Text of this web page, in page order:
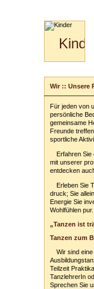
Kinder
Kids
&
Kiga-
Kids
3-
6
Wir :: Unsere
Für jeden von
persönliche
gemeinsame
Freunde
sportliche
Erfahren Sie
mit unserer
entdecken
Erleben Sie
druck; Sie
Energie Sie
Wohlfühlen
„Tanzen ist
Tanzen zum
Wir sind
Teilzeit
TanzlehrerIn
Sprechen Sie